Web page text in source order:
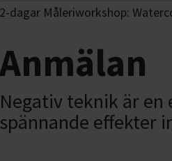
2-dagar Måleriworkshop:
Anmälan
Negativ teknik är
spännande effekter